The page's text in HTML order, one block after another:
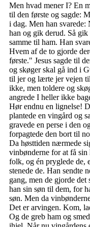
Men hvad mener I? En
til den første og sagde:
i dag. Men han
han og gik derud. Så gik
samme til ham. Han
Hvem af de to gjorde
første." Jesus sagde til
og skøger skal gå ind i
til jer og lærte jer vejen
ikke, men toldere og
angrede I heller ikke
Hør endnu en lignelse!
plantede en vingård og
gravede en perse i den
forpagtede den bort til
Da høsttiden nærmede
vinbønderne for at få
folk, og én pryglede de,
stenede de. Han sendte
gang, men de gjorde det
han sin søn til dem, for
søn. Men da
Det er arvingen. Kom,
Og de greb ham og